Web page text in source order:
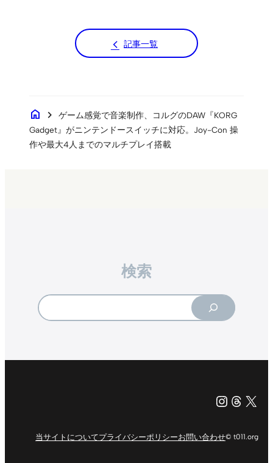
記事一覧
home chevron_right
ゲーム感覚で音楽制作、コルグのDAW『KORG
Gadget』がニンテンドースイッチに対応。Joy-Con 操
作や最大4人までのマルチプレイ搭載
検索
X（旧
当サイトについてプライバシーポリシーお問い合わせ© t011.org